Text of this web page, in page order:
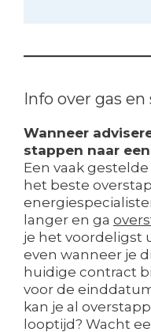
Info over gas
Wanneer
stappen naar
Een vaak
het beste
langer en ga
je het voordeligst
even wanneer je
huidige contract
voor de
kan je al
looptijd? Wacht